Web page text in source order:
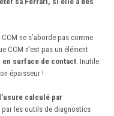
ne s’aborde pas comme
CCM n’est pas un élément
en surface de contact. Inutile
épaisseur !
calculé par
par les outils de diagnostics